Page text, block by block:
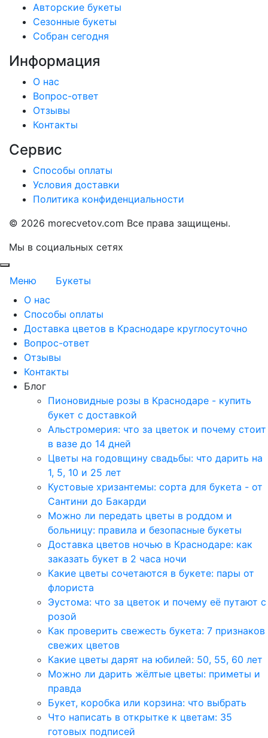
Авторские букеты
Сезонные букеты
Собран сегодня
Информация
О нас
Вопрос-ответ
Отзывы
Контакты
Сервис
Способы оплаты
Условия доставки
Политика конфиденциальности
© 2026 morecvetov.com Все права защищены.
Мы в социальных сетях
Меню
Букеты
О нас
Способы оплаты
Доставка цветов в Краснодаре круглосуточно
Вопрос-ответ
Отзывы
Контакты
Блог
Пионовидные розы в Краснодаре - купить
букет с доставкой
Альстромерия: что за цветок и почему стоит
в вазе до 14 дней
Цветы на годовщину свадьбы: что дарить на
1, 5, 10 и 25 лет
Кустовые хризантемы: сорта для букета - от
Сантини до Бакарди
Можно ли передать цветы в роддом и
больницу: правила и безопасные букеты
Доставка цветов ночью в Краснодаре: как
заказать букет в 2 часа ночи
Какие цветы сочетаются в букете: пары от
флориста
Эустома: что за цветок и почему её путают с
розой
Как проверить свежесть букета: 7 признаков
свежих цветов
Какие цветы дарят на юбилей: 50, 55, 60 лет
Можно ли дарить жёлтые цветы: приметы и
правда
Букет, коробка или корзина: что выбрать
Что написать в открытке к цветам: 35
готовых подписей